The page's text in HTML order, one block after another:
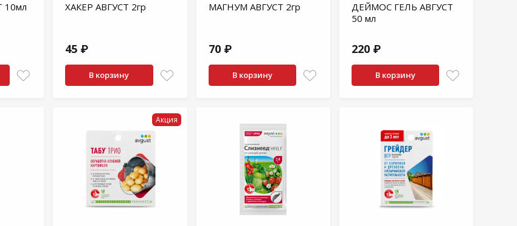
10мл ХАКЕР АВГУСТ 2гр
45 ₽
В корзину
МАГНУМ АВГУСТ 2гр
70 ₽
В корзину
ДЕЙМОС ГЕЛЬ АВГУСТ
50 мл
220 ₽
В корзину
Акция